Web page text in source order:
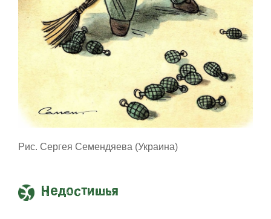
Рис. Сергея Семендяева (Украина)
Недостишья